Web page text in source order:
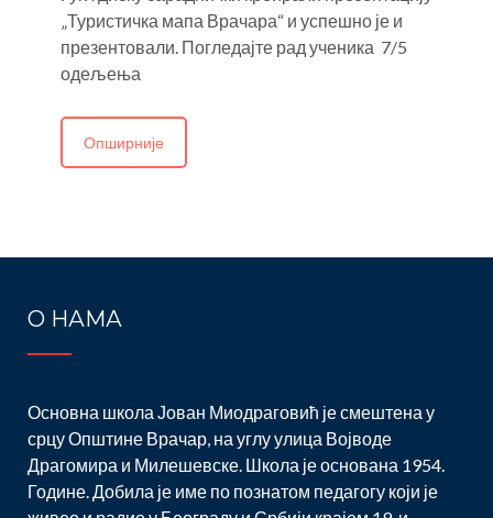
„Туристичка мапа Врачара“ и успешно је и
презентовали. Погледајте рад ученика 7/5
одељења
Опширније
О НАМА
Основна школа Јован Миодраговић је смештена у
срцу Општине Врачар, на углу улица Војводе
Драгомира и Милешевске. Школа је основана 1954.
Године. Добила је име по познатом педагогу који је